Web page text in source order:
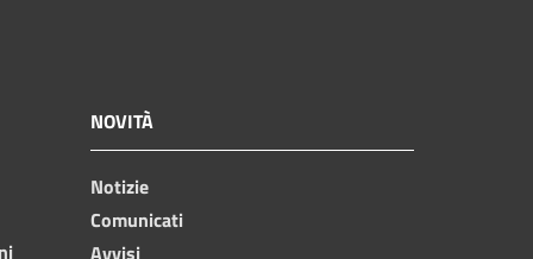
NOVITÀ
Notizie
Comunicati
Avvisi